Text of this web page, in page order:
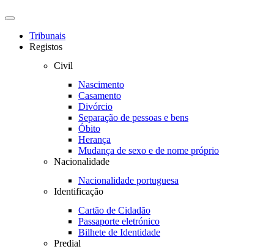
Toggle
navigationTribunais
Registos
Civil
Nascimento
Casamento
Divórcio
Separação de pessoas e bens
Óbito
Herança
Mudança de sexo e de nome próprio
Nacionalidade
Nacionalidade portuguesa
Identificação
Cartão de Cidadão
Passaporte eletrónico
Bilhete de Identidade
Predial